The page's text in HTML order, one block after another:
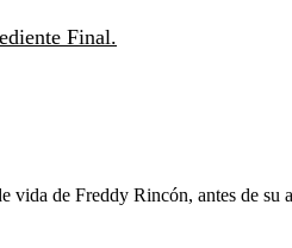
Final.
vida de Freddy Rincón, antes de su